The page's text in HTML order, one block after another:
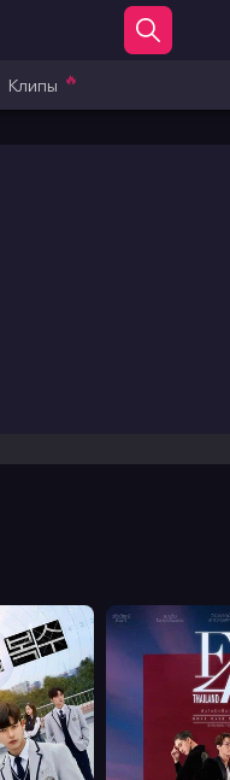
Клипы 🔥